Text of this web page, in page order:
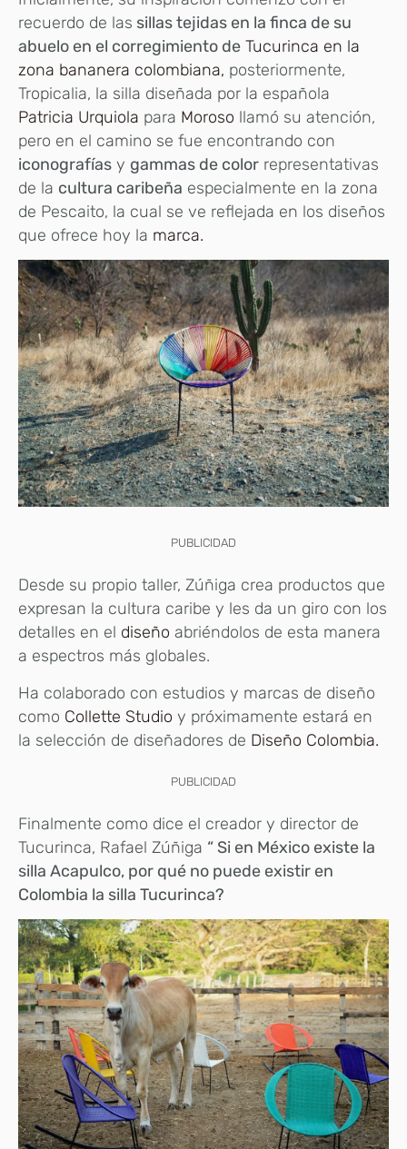
recuerdo de las sillas tejidas en la finca de su
abuelo en el corregimiento de Tucurinca en la
zona bananera colombiana, posteriormente,
Tropicalia, la silla diseñada por la española
Patricia Urquiola para Moroso llamó su atención,
pero en el camino se fue encontrando con
iconografías y gammas de color representativas
de la cultura caribeña especialmente en la zona
de Pescaito, la cual se ve reflejada en los diseños
que ofrece hoy la marca.
PUBLICIDAD
Desde su propio taller, Zúñiga crea productos que
expresan la cultura caribe y les da un giro con los
detalles en el diseño abriéndolos de esta manera
a espectros más globales.
Ha colaborado con estudios y marcas de diseño
como Collette Studio y próximamente estará en
la selección de diseñadores de Diseño Colombia.
PUBLICIDAD
Finalmente como dice el creador y director de
Tucurinca, Rafael Zúñiga “ Si en México existe la
silla Acapulco, por qué no puede existir en
Colombia la silla Tucurinca?